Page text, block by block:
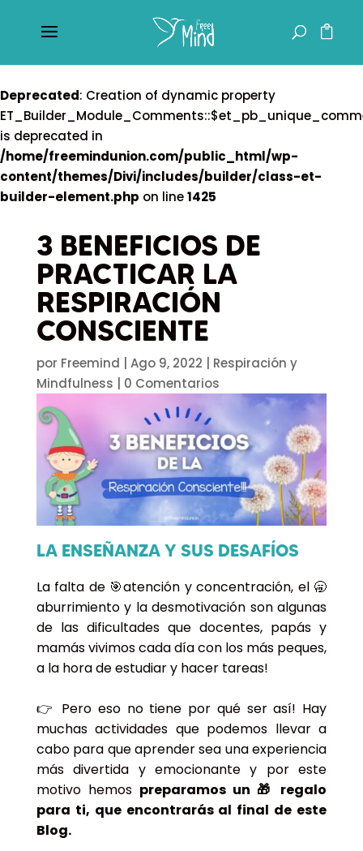
Deprecated: Creation of dynamic property
is deprecated in
/home/freemindunion.com/public_html/wp-
content/themes/Divi/includes/builder/class-et-
builder-element.php on line1425
3 BENEFICIOS DE
PRACTICAR LA
RESPIRACIÓN
CONSCIENTE
por Freemind Ago 9, 2022
Respiración y
Mindfulness
0 Comentarios
LA ENSEÑANZA Y SUS DESAFÍOS
La falta de 🎯atención y concentración, el 🥱
aburrimiento y la desmotivación son algunas
de las dificultades que docentes, papás y
mamás vivimos cada día con los más peques,
a la hora de estudiar y hacer tareas!
👉 Pero eso no tiene por qué ser así! Hay
muchas actividades que podemos llevar a
cabo para que aprender sea una experiencia
más divertida y emocionante y por este
motivo hemos preparamos un 🎁 regalo
para ti, que encontrarás al final de este
Blog.